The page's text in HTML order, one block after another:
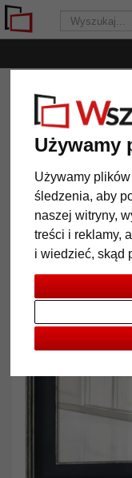
Używamy
Używamy
śledzenia, aby
naszej witryny,
treści i reklamy,
i wiedzieć, skąd
Lustro na ścianę
Lustro
wymiar